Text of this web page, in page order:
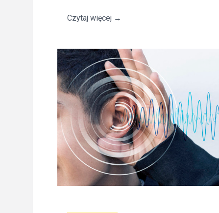
Czytaj więcej →